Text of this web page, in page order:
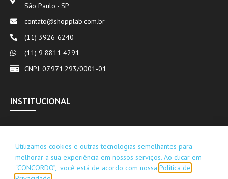
São Paulo - SP
contato@shopplab.com.br
(11) 3926-6240
(11) 9 8811 4291
CNPJ: 07.971.293/0001-01
INSTITUCIONAL
Utilizamos cookies e outras tecnologias semelhantes para
melhorar a sua experiência em nossos serviços. Ao clicar em
“CONCORDO”, você está de acordo com nossa Política de